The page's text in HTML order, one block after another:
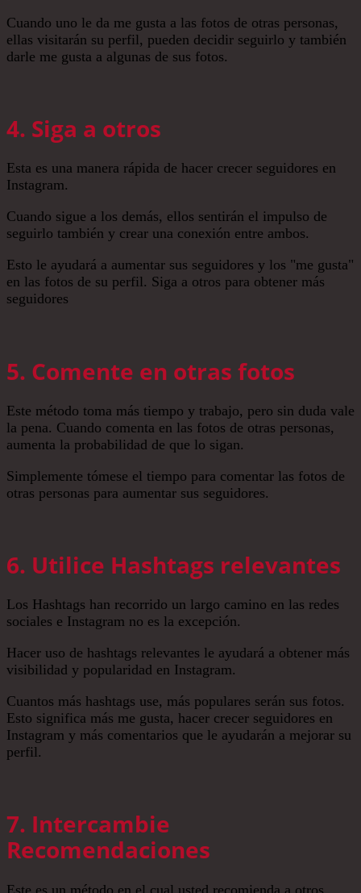
Cuando uno le da me gusta a las fotos de otras personas,
ellas visitarán su perfil, pueden decidir seguirlo y también
darle me gusta a algunas de sus fotos.
4. Siga a otros
Esta es una manera rápida de hacer crecer seguidores en
Instagram.
Cuando sigue a los demás, ellos sentirán el impulso de
seguirlo también y crear una conexión entre ambos.
Esto le ayudará a aumentar sus seguidores y los "me gusta"
en las fotos de su perfil. Siga a otros para obtener más
seguidores
5. Comente en otras fotos
Este método toma más tiempo y trabajo, pero sin duda vale
la pena. Cuando comenta en las fotos de otras personas,
aumenta la probabilidad de que lo sigan.
Simplemente tómese el tiempo para comentar las fotos de
otras personas para aumentar sus seguidores.
6. Utilice Hashtags relevantes
Los Hashtags han recorrido un largo camino en las redes
sociales e Instagram no es la excepción.
Hacer uso de hashtags relevantes le ayudará a obtener más
visibilidad y popularidad en Instagram.
Cuantos más hashtags use, más populares serán sus fotos.
Esto significa más me gusta, hacer crecer seguidores en
Instagram y más comentarios que le ayudarán a mejorar su
perfil.
7. Intercambie
Recomendaciones
Este es un método en el cual usted recomienda a otros